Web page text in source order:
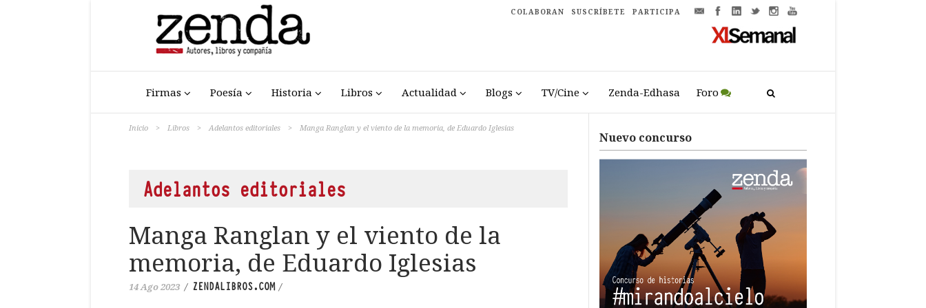
COLABORAN SUSCRÍBETE PARTICIPA
Firmas Poesía Historia Libros Actualidad Blogs TV/Cine Zenda-Edhasa Foro
Inicio > Libros > Adelantos editoriales > Manga Ranglan y el viento de la memoria, de Eduardo Iglesias
Adelantos editoriales
Manga Ranglan y el viento de la
memoria, de Eduardo Iglesias
14 Ago 2023 / ZENDALIBROS.COM/
Nuevo concurso